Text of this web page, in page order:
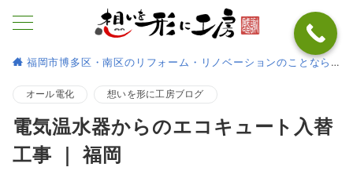
福岡市博多区・南区のリフォーム・リノベーションのことなら
オール電化 想いを形に工房ブログ
電気温水器からのエコキュート入替
工事 ｜ 福岡